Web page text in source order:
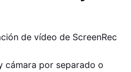
de vídeo de ScreenRec
cámara por separado o